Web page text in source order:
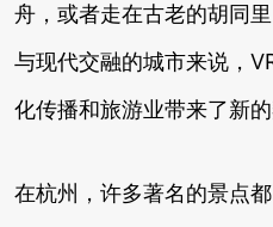
舟，或者走在古老的胡同
与现代交融的城市来说，
化传播和旅游业带来了新的
在杭州，许多著名的景点